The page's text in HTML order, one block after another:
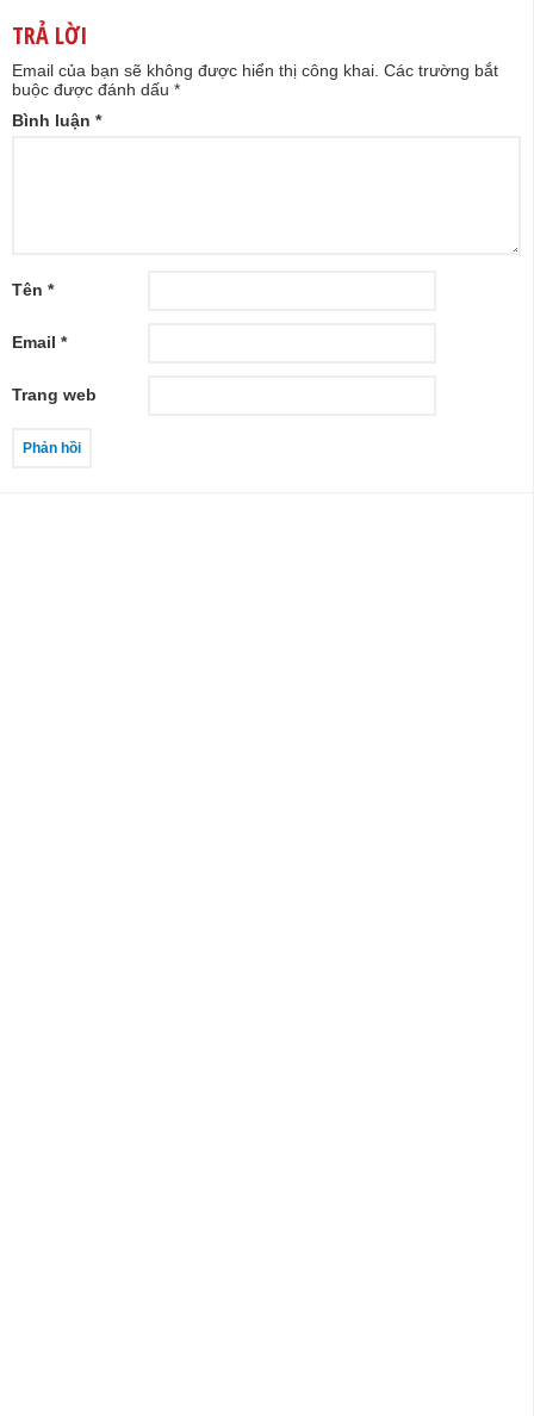
TRẢ LỜI
Email của bạn sẽ không được hiển thị công khai. Các trường bắt
buộc được đánh dấu *
Bình luận *
Tên *
Email *
Trang web